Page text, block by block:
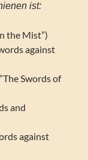
ist:
the Mist”)
against
Swords of
and
against